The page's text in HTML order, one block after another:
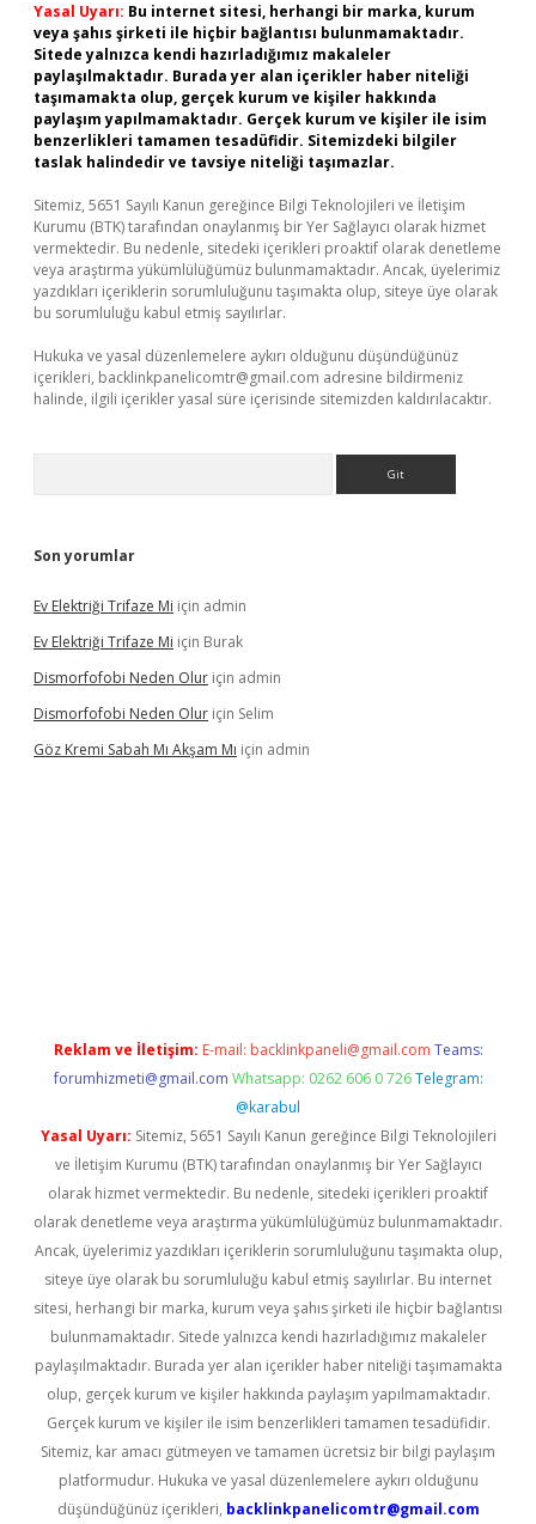
Yasal Uyarı: Bu internet sitesi, herhangi bir marka, kurum
veya şahıs şirketi ile hiçbir bağlantısı bulunmamaktadır.
Sitede yalnızca kendi hazırladığımız makaleler
paylaşılmaktadır. Burada yer alan içerikler haber niteliği
taşımamakta olup, gerçek kurum ve kişiler hakkında
paylaşım yapılmamaktadır. Gerçek kurum ve kişiler ile isim
benzerlikleri tamamen tesadüfidir. Sitemizdeki bilgiler
taslak halindedir ve tavsiye niteliği taşımazlar.
Sitemiz, 5651 Sayılı Kanun gereğince Bilgi Teknolojileri ve İletişim
Kurumu (BTK) tarafından onaylanmış bir Yer Sağlayıcı olarak hizmet
vermektedir. Bu nedenle, sitedeki içerikleri proaktif olarak denetleme
veya araştırma yükümlülüğümüz bulunmamaktadır. Ancak, üyelerimiz
yazdıkları içeriklerin sorumluluğunu taşımakta olup, siteye üye olarak
bu sorumluluğu kabul etmiş sayılırlar.
Hukuka ve yasal düzenlemelere aykırı olduğunu düşündüğünüz
içerikleri, backlinkpanelicomtr@gmail.com adresine bildirmeniz
halinde, ilgili içerikler yasal süre içerisinde sitemizden kaldırılacaktır.
Son yorumlar
Ev Elektriği Trifaze Mi için admin
Ev Elektriği Trifaze Mi için Burak
Dismorfofobi Neden Olur için admin
Dismorfofobi Neden Olur için Selim
Göz Kremi Sabah Mı Akşam Mı için admin
Reklam ve İletişim: E-mail: backlinkpaneli@gmail.com Teams:
forumhizmeti@gmail.com Whatsapp: 0262 606 0 726 Telegram:
@karabul
Yasal Uyarı: Sitemiz, 5651 Sayılı Kanun gereğince Bilgi Teknolojileri
ve İletişim Kurumu (BTK) tarafından onaylanmış bir Yer Sağlayıcı
olarak hizmet vermektedir. Bu nedenle, sitedeki içerikleri proaktif
olarak denetleme veya araştırma yükümlülüğümüz bulunmamaktadır.
Ancak, üyelerimiz yazdıkları içeriklerin sorumluluğunu taşımakta olup,
siteye üye olarak bu sorumluluğu kabul etmiş sayılırlar. Bu internet
sitesi, herhangi bir marka, kurum veya şahıs şirketi ile hiçbir bağlantısı
bulunmamaktadır. Sitede yalnızca kendi hazırladığımız makaleler
paylaşılmaktadır. Burada yer alan içerikler haber niteliği taşımamakta
olup, gerçek kurum ve kişiler hakkında paylaşım yapılmamaktadır.
Gerçek kurum ve kişiler ile isim benzerlikleri tamamen tesadüfidir.
Sitemiz, kar amacı gütmeyen ve tamamen ücretsiz bir bilgi paylaşım
platformudur. Hukuka ve yasal düzenlemelere aykırı olduğunu
düşündüğünüz içerikleri, backlinkpanelicomtr@gmail.com